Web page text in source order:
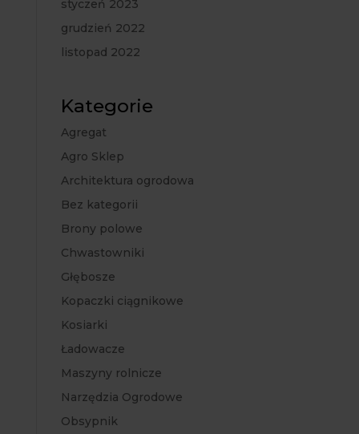
styczeń 2023
grudzień 2022
listopad 2022
Kategorie
Agregat
Agro Sklep
Architektura ogrodowa
Bez kategorii
Brony polowe
Chwastowniki
Głębosze
Kopaczki ciągnikowe
Kosiarki
Ładowacze
Maszyny rolnicze
Narzędzia Ogrodowe
Obsypnik